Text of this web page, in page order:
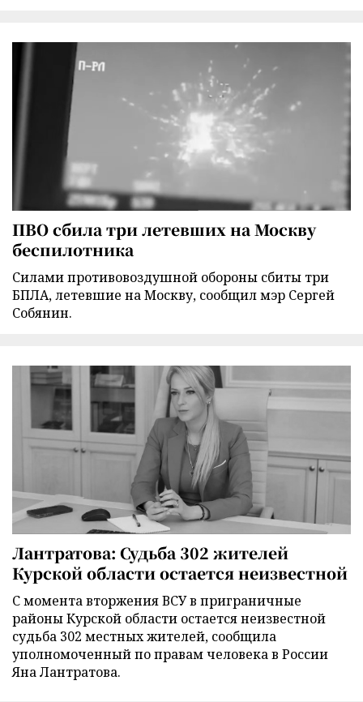
ПВО сбила три летевших на Москву
беспилотника
Силами противовоздушной обороны сбиты три
БПЛА, летевшие на Москву, сообщил мэр Сергей
Собянин.
Лантратова: Судьба 302 жителей
Курской области остается неизвестной
С момента вторжения ВСУ в приграничные
районы Курской области остается неизвестной
судьба 302 местных жителей, сообщила
уполномоченный по правам человека в России
Яна Лантратова.